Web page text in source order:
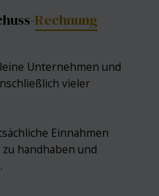
Rechnung
Unternehmen und
vieler
Einnahmen
handhaben und